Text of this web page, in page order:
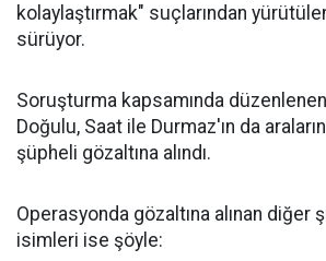
kolaylaştırmak" suçlarından
sürüyor.
Soruşturma kapsamında
Doğulu, Saat ile Durmaz'ın da
şüpheli gözaltına alındı.
Operasyonda gözaltına alınan diğer
isimleri ise şöyle: